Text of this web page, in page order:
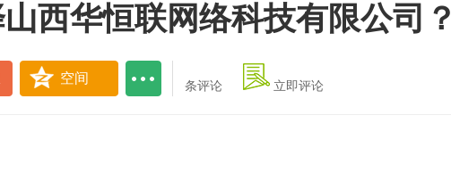
西华恒联网络科技有限公司？
空间
条评论 立即评论